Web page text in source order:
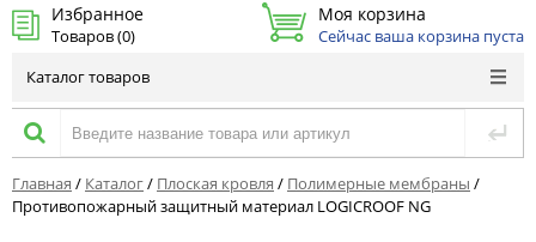
Оптовым покупателям
Избранное
Товаров (0)
Моя корзина
Сейчас ваша корзина пуста
Каталог товаров
Главная / Каталог/ Плоская кровля / Полимерные мембраны /
Противопожарный защитный материал LOGICROOF NG